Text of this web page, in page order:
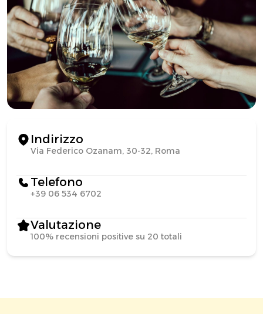
Indirizzo
Via Federico Ozanam, 30-32, Roma
Telefono
+39 06 534 6702
Valutazione
100% recensioni positive su 20 totali